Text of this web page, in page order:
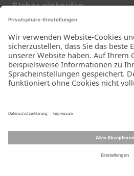
Sicher einkaufen
EXCELLENT
385 reviews from real customers
(last 12 months)
Total: 11283
Ein Unternehmen derRid Stiftung.